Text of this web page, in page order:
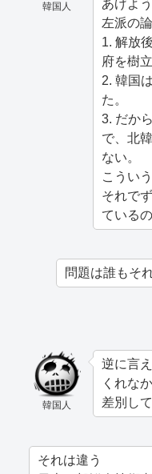
韓国人
あげよう
左派の
1. 解放
府を樹
2. 韓国
た。
3. だか
で、北
ない。
こうい
それで
ているの
問題は誰もそ
韓国人
逆に言
くれな
差別し
それは違う